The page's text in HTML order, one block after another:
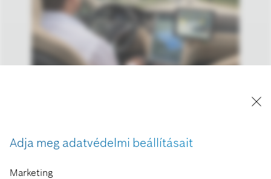
Adja meg adatvédelmi beállításait
Marketing
számára díjmentesen felhasználható.